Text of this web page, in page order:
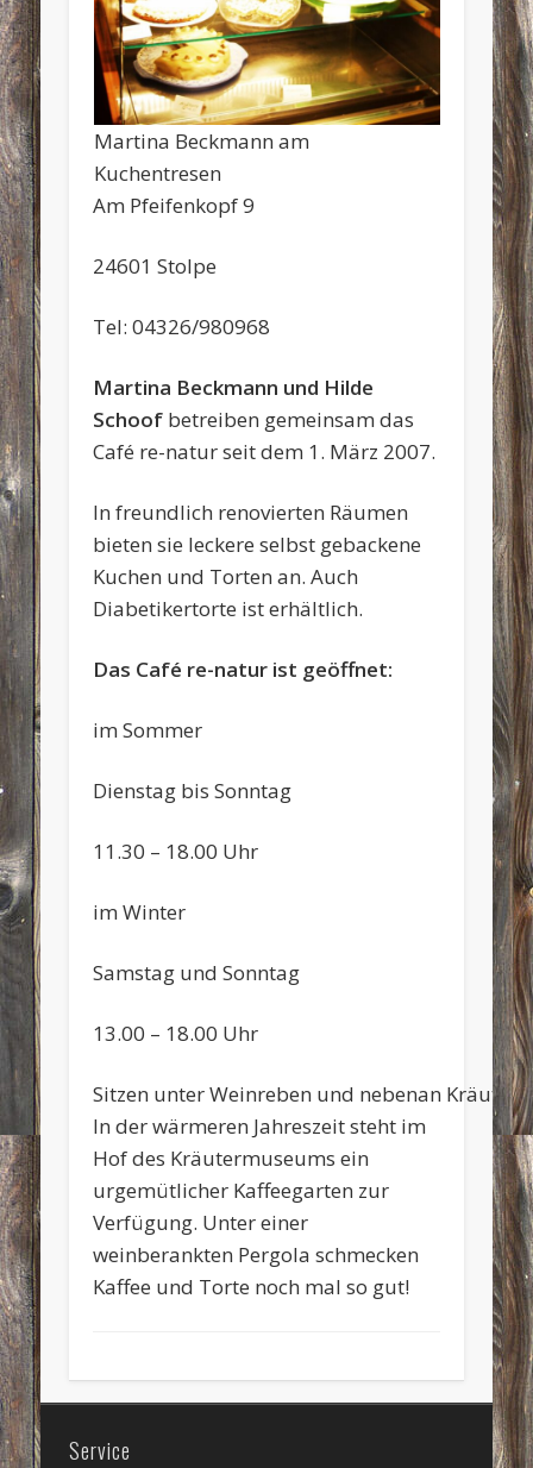
Martina Beckmann am
Kuchentresen
Am Pfeifenkopf 9
24601 Stolpe
Tel: 04326/980968
Martina Beckmann und Hilde
Schoof betreiben gemeinsam das
Café re-natur seit dem 1. März 2007.
In freundlich renovierten Räumen
bieten sie leckere selbst gebackene
Kuchen und Torten an. Auch
Diabetikertorte ist erhältlich.
Das Café re-natur ist geöffnet:
im Sommer
Dienstag bis Sonntag
11.30 – 18.00 Uhr
im Winter
Samstag und Sonntag
13.00 – 18.00 Uhr
Sitzen unter Weinreben und nebenan
In der wärmeren Jahreszeit steht im
Hof des Kräutermuseums ein
urgemütlicher Kaffeegarten zur
Verfügung. Unter einer
weinberankten Pergola schmecken
Kaffee und Torte noch mal so gut!
Service